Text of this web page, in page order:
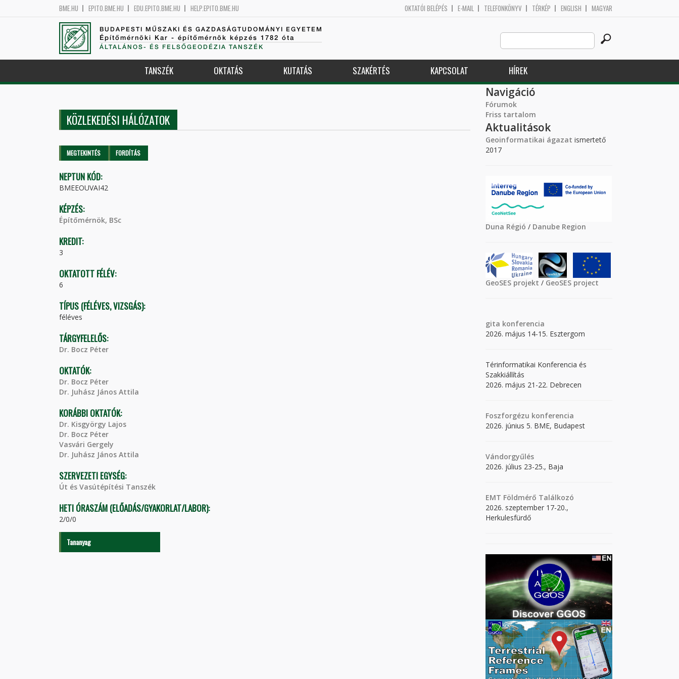
BME.HU EPITO.BME.HU EDU.EPITO.BME.HU HELP.EPITO.BME.HU OKTATÓI BELÉPÉS E-MAIL TELEFONKÖNYV TÉRKÉP ENGLISH MAGYAR
BUDAPESTI MŰSZAKI ÉS GAZDASÁGTUDOMÁNYI EGYETEM
Építőmérnöki Kar - építőmérnök képzés 1782 óta
ÁLTALÁNOS- ÉS FELSŐGEODÉZIA TANSZÉK
Search
this
site
TANSZÉK OKTATÁS KUTATÁS SZAKÉRTÉS KAPCSOLAT HÍREK
KÖZLEKEDÉSI HÁLÓZATOK
Elsődleges fülek
MEGTEKINTÉS (AKTÍVFORDÍTÁS
NEPTUN KÓD:
BMEEOUVAI42
KÉPZÉS:
Építőmérnök, BSc
KREDIT:
3
OKTATOTT FÉLÉV:
6
TÍPUS (FÉLÉVES, VIZSGÁS):
féléves
TÁRGYFELELŐS:
Dr. Bocz Péter
OKTATÓK:
Dr. Bocz Péter
Dr. Juhász János Attila
KORÁBBI OKTATÓK:
Dr. Kisgyörgy Lajos
Dr. Bocz Péter
Vasvári Gergely
Dr. Juhász János Attila
SZERVEZETI EGYSÉG:
Út és Vasútépítési Tanszék
HETI ÓRASZÁM (ELŐADÁS/GYAKORLAT/LABOR):
2/0/0
Tananyag
Navigáció
Fórumok
Friss tartalom
Aktualitások
Geoinformatikai ágazat ismertető
2017
Duna Régió / Danube Region
GeoSES projekt / GeoSES project
gita konferencia
2026. május 14-15. Esztergom
Térinformatikai Konferencia és
Szakkiállítás
2026. május 21-22. Debrecen
Foszforgézu konferencia
2026. június 5. BME, Budapest
Vándorgyűlés
2026. július 23-25., Baja
EMT Földmérő Találkozó
2026. szeptember 17-20.,
Herkulesfürdő